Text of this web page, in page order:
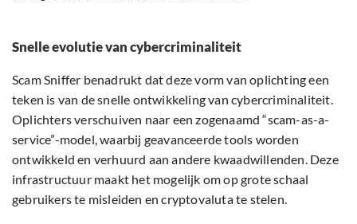
Snelle evolutie van cybercriminaliteit
Scam Sniffer benadrukt dat deze vorm van oplichting een
teken is van de snelle ontwikkeling van cybercriminaliteit.
Oplichters verschuiven naar een zogenaamd “scam-as-a-
service”-model, waarbij geavanceerde tools worden
ontwikkeld en verhuurd aan andere kwaadwillenden. Deze
infrastructuur maakt het mogelijk om op grote schaal
gebruikers te misleiden en cryptovaluta te stelen.